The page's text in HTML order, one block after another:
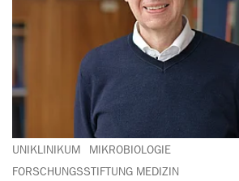
UNIKLINIKUM
MIKROBIOLOGIE
FORSCHUNGSSTIFTUNG MEDIZIN